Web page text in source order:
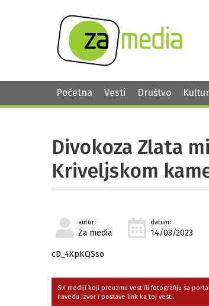
Početna Vesti Društvo
Divokoza Zlata
Kriveljskom
autor:
Za media
datum:
14/03/2023
cD_4XpKQSso
Svi mediji koji preuzmu vest ili fotografiju sa
navedu izvor i postave link ka toj vesti.